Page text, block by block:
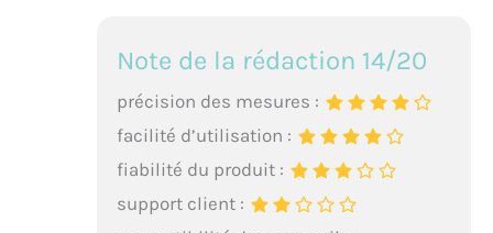
Note de la rédaction 14/20
précision des mesures :
facilité d’utilisation :
fiabilité du produit :
support client :